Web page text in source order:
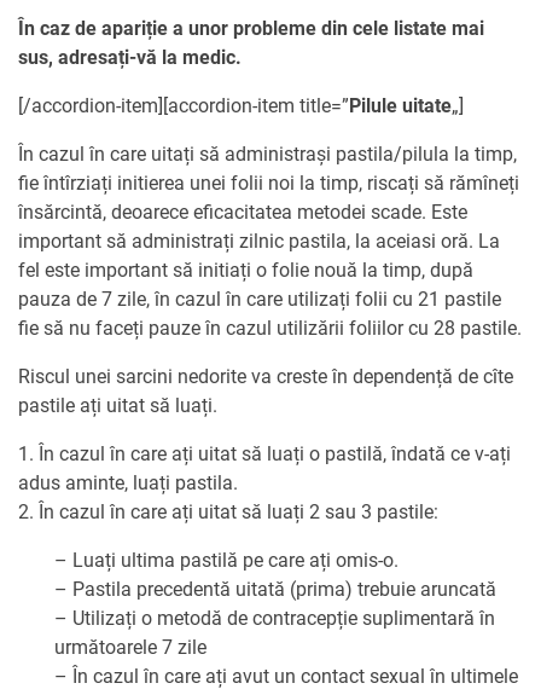
În caz de apariție a unor probleme din cele listate mai
sus, adresați-vă la medic.
[/accordion-item][accordion-item title=”Pilule uitate„]
În cazul în care uitați să administrași pastila/pilula la timp,
fie întîrziați initierea unei folii noi la timp, riscați să rămîneți
însărcintă, deoarece eficacitatea metodei scade. Este
important să administrați zilnic pastila, la aceiasi oră. La
fel este important să initiați o folie nouă la timp, după
pauza de 7 zile, în cazul în care utilizați folii cu 21 pastile
fie să nu faceți pauze în cazul utilizării foliilor cu 28 pastile.
Riscul unei sarcini nedorite va creste în dependență de cîte
pastile ați uitat să luați.
1. În cazul în care ați uitat să luați o pastilă, îndată ce v-ați
adus aminte, luați pastila.
2. În cazul în care ați uitat să luați 2 sau 3 pastile:
– Luați ultima pastilă pe care ați omis-o.
– Pastila precedentă uitată (prima) trebuie aruncată
– Utilizați o metodă de contracepție suplimentară în
următoarele 7 zile
– În cazul în care ați avut un contact sexual în ultimele